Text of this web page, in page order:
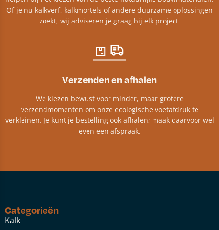
Of je nu kalkverf, kalkmortels of andere duurzame oplossingen
zoekt, wij adviseren je graag bij elk project.​
Verzenden en afhalen
We kiezen bewust voor minder, maar grotere
verzendmomenten om onze ecologische voetafdruk te
verkleinen. Je kunt je bestelling ook afhalen; maak daarvoor wel
even een afspraak.
Categorieën
Kalk